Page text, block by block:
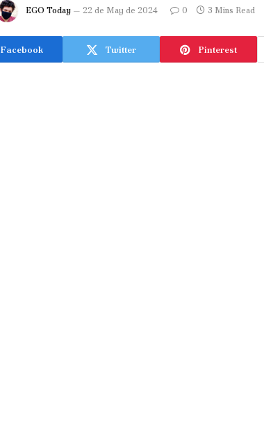
EGO Today 22 de May de 2024 0 3 Mins Read
Facebook Twitter Pinterest